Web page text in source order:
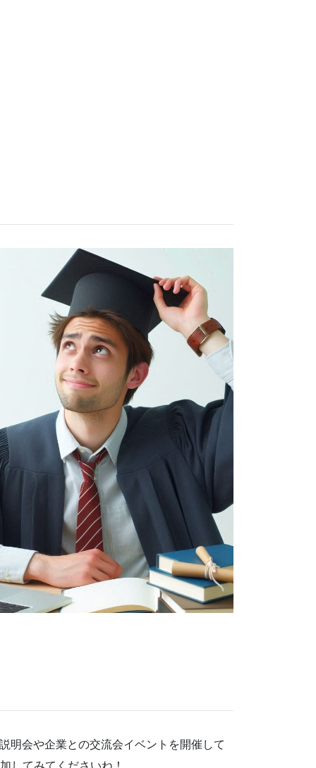
明会や企業との交流会イベントを開催して